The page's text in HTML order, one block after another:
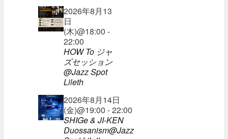
2026年8月13
日
(木)@18:00 -
22:00
HOW To ジャ
ズセッション
@Jazz Spot
Lileth
2026年8月14日
(金)@19:00 - 22:00
SHIGe & JI-KEN
Duossanism@Jazz